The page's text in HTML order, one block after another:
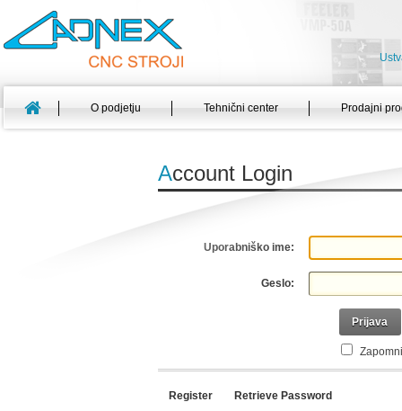
O podjetju Tehnični center Prodajni
Account Login
Uporabniško ime:
Geslo:
Prijava
Register Retrieve Password